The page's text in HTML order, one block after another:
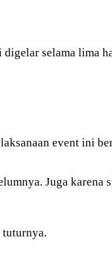
selama lima
event ini
Juga karena
tuturnya.